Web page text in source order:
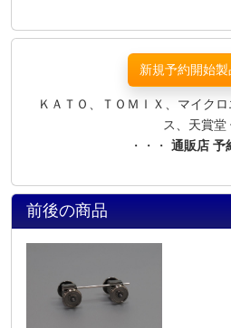
新規予約開始
ＫＡＴＯ、ＴＯＭＩＸ、マイク
ス、天賞堂
・・・ 通販店 予
前後の商品